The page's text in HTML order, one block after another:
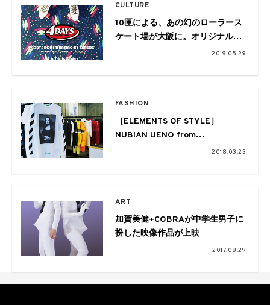
CULTURE
10匣による、あの幻のローラース
ケート場が大阪に。オリジナルグ
2019.05.29
FASHION
［ELEMENTS OF STYLE］
NUBIAN UENO from
2018.03.23
ART
加賀美健+COBRAが中学生男子に
扮した映像作品が上映
2017.08.29